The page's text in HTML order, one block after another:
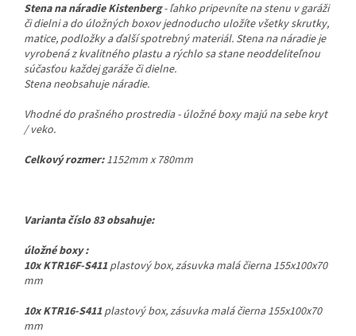
Stena na náradie Kistenberg- ľahko pripevníte na stenu v garáži
či dielni a do úložných boxov jednoducho uložíte všetky skrutky,
matice, podložky a ďalší spotrebný materiál. Stena na náradie je
vyrobená z kvalitného plastu a rýchlo sa stane neoddeliteľnou
súčasťou každej garáže či dielne.
Stena neobsahuje náradie.
Vhodné do prašného prostredia - úložné boxy majú na sebe kryt
/ veko.
Celkový rozmer:1152mm x 780mm
Varianta číslo 83 obsahuje:
úložné boxy :
10x KTR16F-S411plastový box, zásuvka malá čierna 155x100x70
mm
10x KTR16-S411plastový box, zásuvka malá čierna 155x100x70
mm